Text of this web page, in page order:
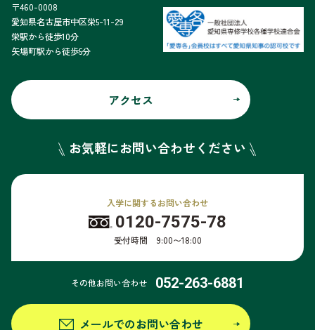
〒460-0008
愛知県名古屋市中区栄5-11-29
栄駅から徒歩10分
矢場町駅から徒歩5分
アクセス
お気軽にお問い合わせください
入学に関するお問い合わせ
0120-7575-78
受付時間 9:00〜18:00
その他お問い合わせ 052-263-6881
メールでのお問い合わせ